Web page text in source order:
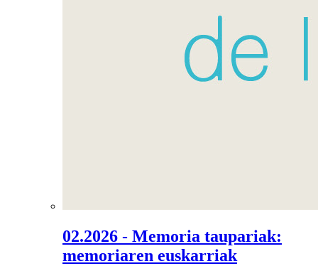
02.2026 - Memoria taupariak:
memoriaren euskarriak